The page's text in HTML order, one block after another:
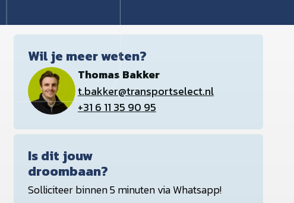
Wil je meer weten?
Thomas Bakker
t.bakker@transportselect.nl
+31 6 11 35 90 95
Is dit jouw
droombaan?
Solliciteer binnen 5 minuten via Whatsapp!